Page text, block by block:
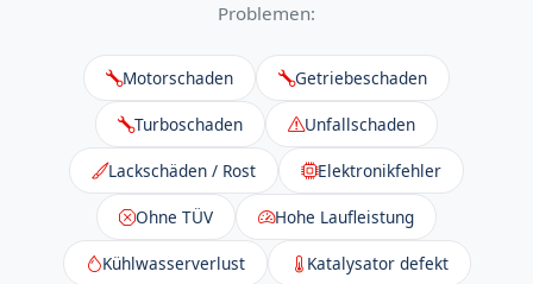
Problemen:
Motorschaden Getriebeschaden
Turboschaden Unfallschaden
Lackschäden / Rost Elektronikfehler
Ohne TÜV Hohe Laufleistung
Kühlwasserverlust Katalysator defekt